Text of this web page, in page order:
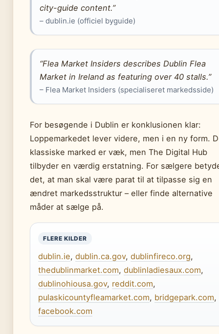
city-guide content.”
– dublin.ie (officiel byguide)
“Flea Market Insiders describes Dublin Flea
Market in Ireland as featuring over 40 stalls.”
– Flea Market Insiders (specialiseret markedsside)
For besøgende i Dublin er konklusionen klar:
Loppemarkedet lever videre, men i en ny form.
klassiske marked er væk, men The Digital Hub
tilbyder en værdig erstatning. For sælgere
det, at man skal være parat til at tilpasse sig en
ændret markedsstruktur – eller finde alternative
måder at sælge på.
FLERE KILDER
dublin.ie, dublin.ca.gov, dublinfireco.org,
thedublinmarket.com, dublinladiesaux.com,
dublinohiousa.gov, reddit.com,
pulaskicountyfleamarket.com, bridgepark.com,
facebook.com